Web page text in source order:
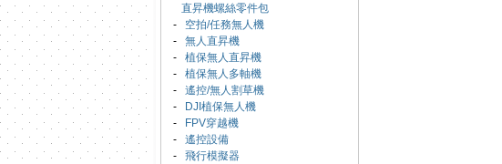
直昇機螺絲零件包
- 空拍/任務無人機
- 無人直昇機
- 植保無人直昇機
- 植保無人多軸機
- 遙控/無人割草機
-
DJI植保無人機
-
FPV穿越機
- 遙控設備
- 飛行模擬器